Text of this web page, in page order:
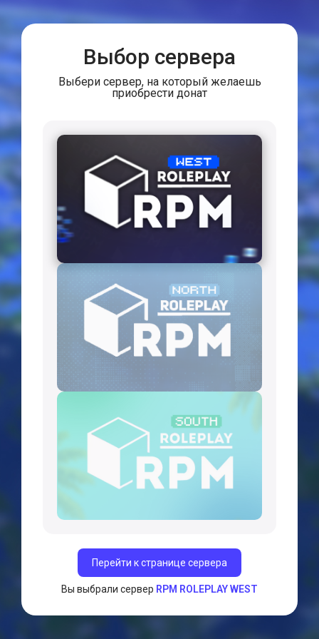
Выбор сервера
Выбери сервер, на который желаешь
приобрести донат
Перейти к странице сервера
Вы выбрали сервер RPM ROLEPLAY WEST